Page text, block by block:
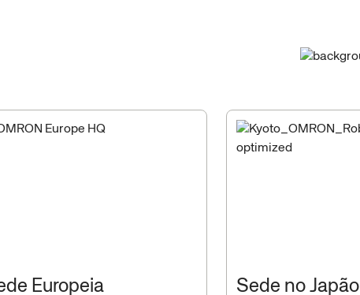
redeglobalde
local
Europeia Sede no Japão